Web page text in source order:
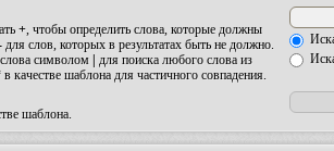
+, чтобы определить слова, которые должны
для слов, которых в результатах быть не должно.
символом
для поиска любого слова из
в качестве шаблона для частичного совпадения.
шаблона.